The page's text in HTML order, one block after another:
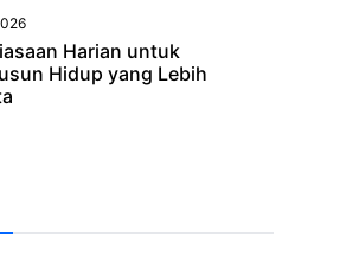
Harian untuk
Hidup yang Lebih